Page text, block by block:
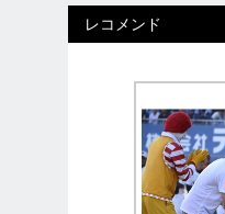
レコメンド